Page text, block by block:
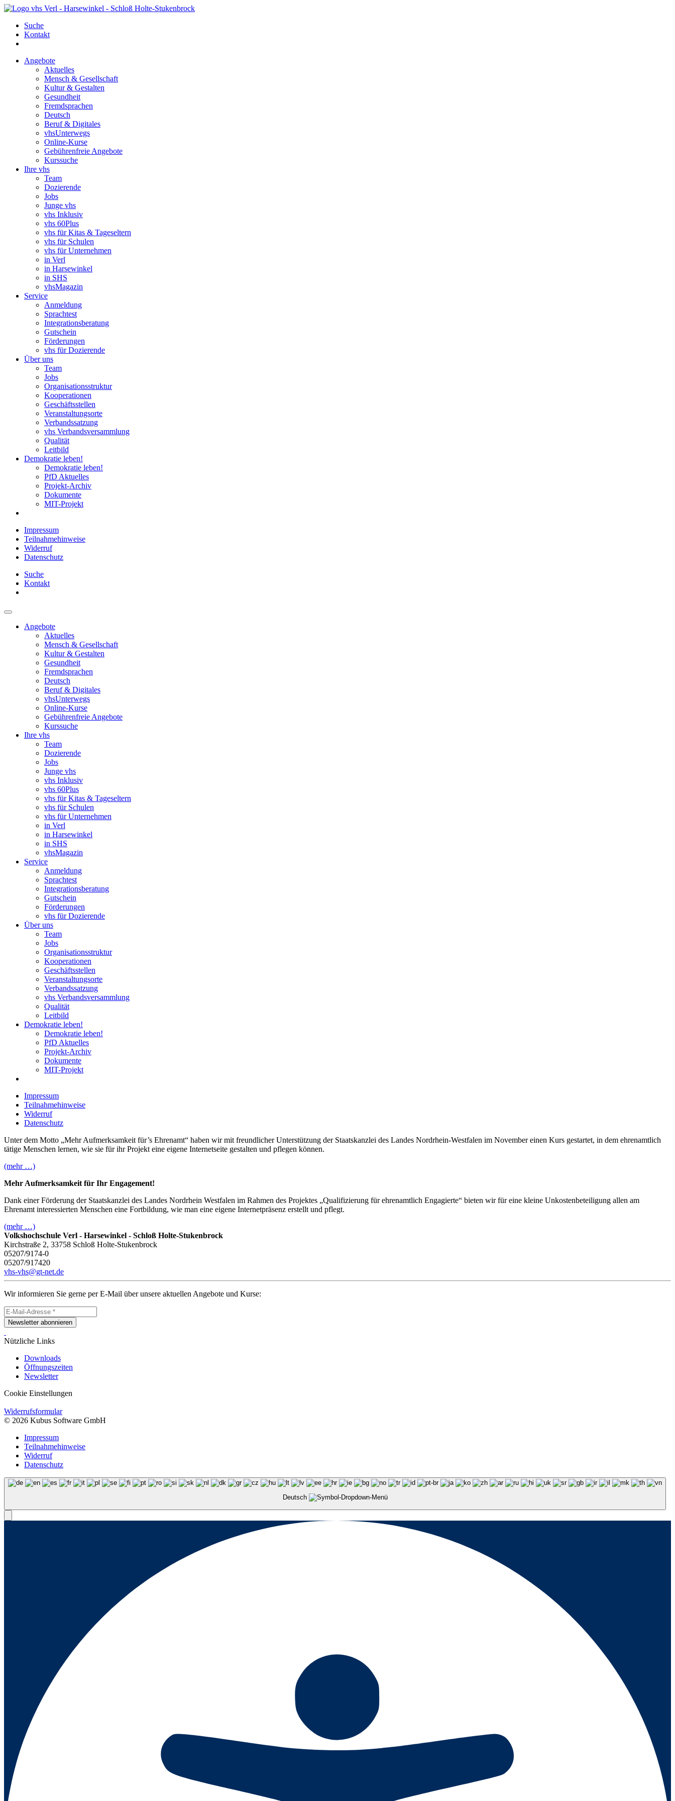
Suche
Kontakt
Angebote
Aktuelles
Mensch & Gesellschaft
Kultur & Gestalten
Gesundheit
Fremdsprachen
Deutsch
Beruf & Digitales
vhsUnterwegs
Online-Kurse
Gebührenfreie Angebote
Kurssuche
Ihre vhs
Team
Dozierende
Jobs
Junge vhs
vhs Inklusiv
vhs 60Plus
vhs für Kitas & Tageseltern
vhs für Schulen
vhs für Unternehmen
in Verl
in Harsewinkel
in SHS
vhsMagazin
Service
Anmeldung
Sprachtest
Integrationsberatung
Gutschein
Förderungen
vhs für Dozierende
Über uns
Team
Jobs
Organisationsstruktur
Kooperationen
Geschäftsstellen
Veranstaltungsorte
Verbandssatzung
vhs Verbandsversammlung
Qualität
Leitbild
Demokratie leben!
Demokratie leben!
PfD Aktuelles
Projekt-Archiv
Dokumente
MIT-Projekt
Impressum
Teilnahmehinweise
Widerruf
Datenschutz
Suche
Kontakt
Angebote
Aktuelles
Mensch & Gesellschaft
Kultur & Gestalten
Gesundheit
Fremdsprachen
Deutsch
Beruf & Digitales
vhsUnterwegs
Online-Kurse
Gebührenfreie Angebote
Kurssuche
Ihre vhs
Team
Dozierende
Jobs
Junge vhs
vhs Inklusiv
vhs 60Plus
vhs für Kitas & Tageseltern
vhs für Schulen
vhs für Unternehmen
in Verl
in Harsewinkel
in SHS
vhsMagazin
Service
Anmeldung
Sprachtest
Integrationsberatung
Gutschein
Förderungen
vhs für Dozierende
Über uns
Team
Jobs
Organisationsstruktur
Kooperationen
Geschäftsstellen
Veranstaltungsorte
Verbandssatzung
vhs Verbandsversammlung
Qualität
Leitbild
Demokratie leben!
Demokratie leben!
PfD Aktuelles
Projekt-Archiv
Dokumente
MIT-Projekt
Impressum
Teilnahmehinweise
Widerruf
Datenschutz
Unter dem Motto „Mehr Aufmerksamkeit für’s Ehrenamt“ haben wir mit freundlicher Unterstützung der Staatskanzlei des Landes Nordrhein-Westfalen im November einen Kurs gestartet, in dem ehrenamtlich
tätige Menschen lernen, wie sie für ihr Projekt eine eigene Internetseite gestalten und pflegen können.
(mehr …)
Mehr Aufmerksamkeit für Ihr Engagement!
Dank einer Förderung der Staatskanzlei des Landes Nordrhein Westfalen im Rahmen des Projektes „Qualifizierung für ehrenamtlich Engagierte“ bieten wir für eine kleine Unkostenbeteiligung allen am
Ehrenamt interessierten Menschen eine Fortbildung, wie man eine eigene Internetpräsenz erstellt und pflegt.
(mehr …)
Volkshochschule Verl - Harsewinkel - Schloß Holte-Stukenbrock
Kirchstraße 2, 33758 Schloß Holte-Stukenbrock
05207/9174-0
05207/917420
vhs-vhs@gt-net.de
Wir informieren Sie gerne per E-Mail über unsere aktuellen Angebote und Kurse:
Newsletter abonnieren
Nützliche Links
Downloads
Öffnungszeiten
Newsletter
Cookie Einstellungen
Widerrufsformular
© 2026 Kubus Software GmbH
Impressum
Teilnahmehinweise
Widerruf
Datenschutz
Deutsch